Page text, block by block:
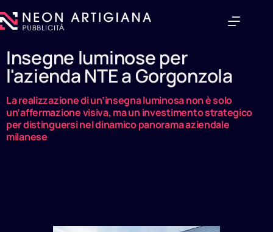
Insegne luminose per
l'azienda NTE a Gorgonzola
La realizzazione di un’insegna luminosa non è solo
un’affermazione visiva, ma un investimento strategico
per distinguersi nel dinamico panorama aziendale
milanese